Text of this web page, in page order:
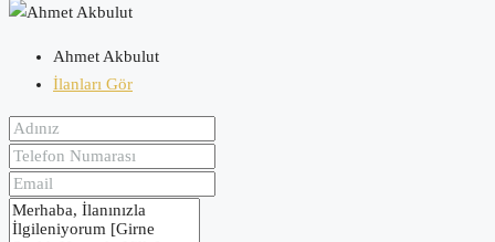
Ahmet Akbulut
İlanları Gör